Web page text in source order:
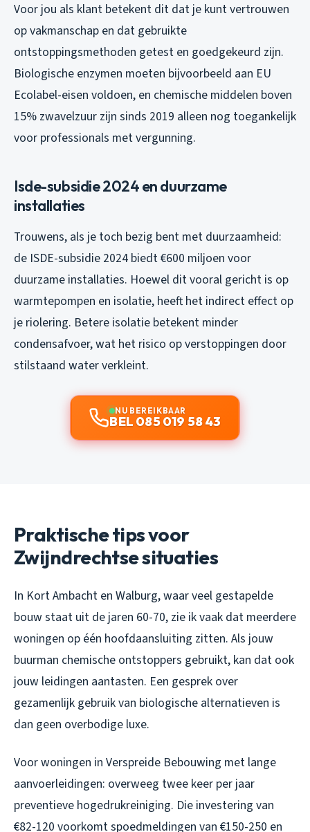
Voor jou als klant betekent dit dat je kunt vertrouwen
op vakmanschap en dat gebruikte
ontstoppingsmethoden getest en goedgekeurd zijn.
Biologische enzymen moeten bijvoorbeeld aan EU
Ecolabel-eisen voldoen, en chemische middelen boven
15% zwavelzuur zijn sinds 2019 alleen nog toegankelijk
voor professionals met vergunning.
Isde-subsidie 2024 en duurzame
installaties
Trouwens, als je toch bezig bent met duurzaamheid:
de ISDE-subsidie 2024 biedt €600 miljoen voor
duurzame installaties. Hoewel dit vooral gericht is op
warmtepompen en isolatie, heeft het indirect effect op
je riolering. Betere isolatie betekent minder
condensafvoer, wat het risico op verstoppingen door
stilstaand water verkleint.
NU BEREIKBAAR
BEL 085 019 58 43
Praktische tips voor
Zwijndrechtse situaties
In Kort Ambacht en Walburg, waar veel gestapelde
bouw staat uit de jaren 60-70, zie ik vaak dat meerdere
woningen op één hoofdaansluiting zitten. Als jouw
buurman chemische ontstoppers gebruikt, kan dat ook
jouw leidingen aantasten. Een gesprek over
gezamenlijk gebruik van biologische alternatieven is
dan geen overbodige luxe.
Voor woningen in Verspreide Bebouwing met lange
aanvoerleidingen: overweeg twee keer per jaar
preventieve hogedrukreiniging. Die investering van
€82-120 voorkomt spoedmeldingen van €150-250 en